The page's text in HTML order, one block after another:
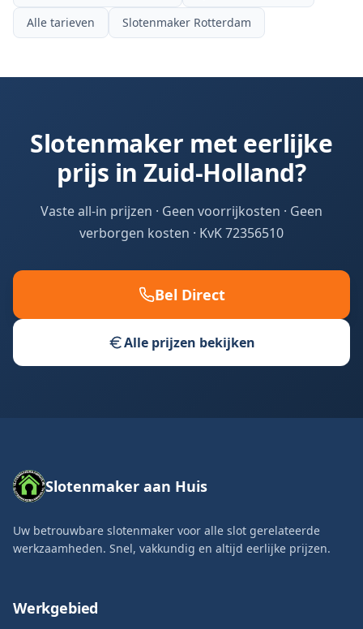
Alle tarieven
Slotenmaker Rotterdam
Slotenmaker met eerlijke
prijs in Zuid-Holland?
Vaste all-in prijzen · Geen voorrijkosten · Geen
verborgen kosten · KvK 72356510
Bel Direct
Alle prijzen bekijken
Slotenmaker aan Huis
Uw betrouwbare slotenmaker voor alle slot gerelateerde
werkzaamheden. Snel, vakkundig en altijd eerlijke prijzen.
Werkgebied